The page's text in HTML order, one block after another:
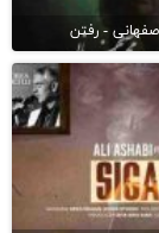
- رفتن